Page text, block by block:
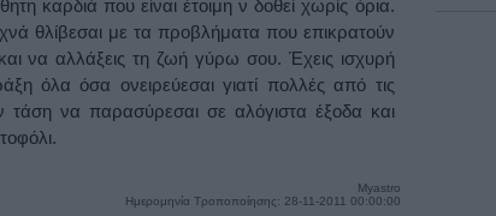
καρδιά που είναι έτοιμη ν δοθεί χωρίς όρια.
θλίβεσαι με τα προβλήματα που επικρατούν
να αλλάξεις τη ζωή γύρω σου. Έχεις ισχυρή
όλα όσα ονειρεύεσαι γιατί πολλές από τις
τάση να παρασύρεσαι σε αλόγιστα έξοδα και
Myastro
Ημερομηνία Τροποποίησης: 28-11-2011 00:00:00